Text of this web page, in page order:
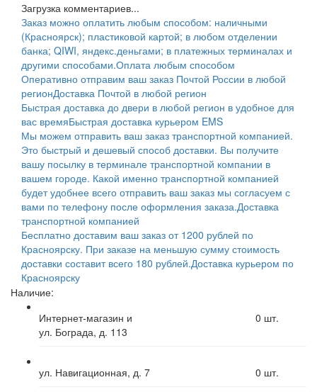
Загрузка комментариев...
Заказ можно оплатить любым способом: наличными
(Красноярск); пластиковой картой; в любом отделении
банка; QIWI, яндекс.деньгами; в платежных терминалах и
другими способами.Оплата любым способом
Оперативно отправим ваш заказ Почтой России в любой
регионДоставка Почтой в любой регион
Быстрая доставка до двери в любой регион в удобное для
вас времяБыстрая доставка курьером EMS
Мы можем отправить ваш заказ транспортной компанией.
Это быстрый и дешевый способ доставки. Вы получите
вашу посылку в терминале транспортной компании в
вашем городе. Какой именно транспортной компанией
будет удобнее всего отправить ваш заказ мы согласуем с
вами по телефону после оформления заказа.Доставка
транспортной компанией
Бесплатно доставим ваш заказ от 1200 рублей по
Красноярску. При заказе на меньшую сумму стоимость
доставки составит всего 180 рублей.Доставка курьером по
Красноярску
Наличие:
Интернет-магазин и
ул. Бограда, д. 113
0 шт.
ул. Навигационная, д. 7 0 шт.